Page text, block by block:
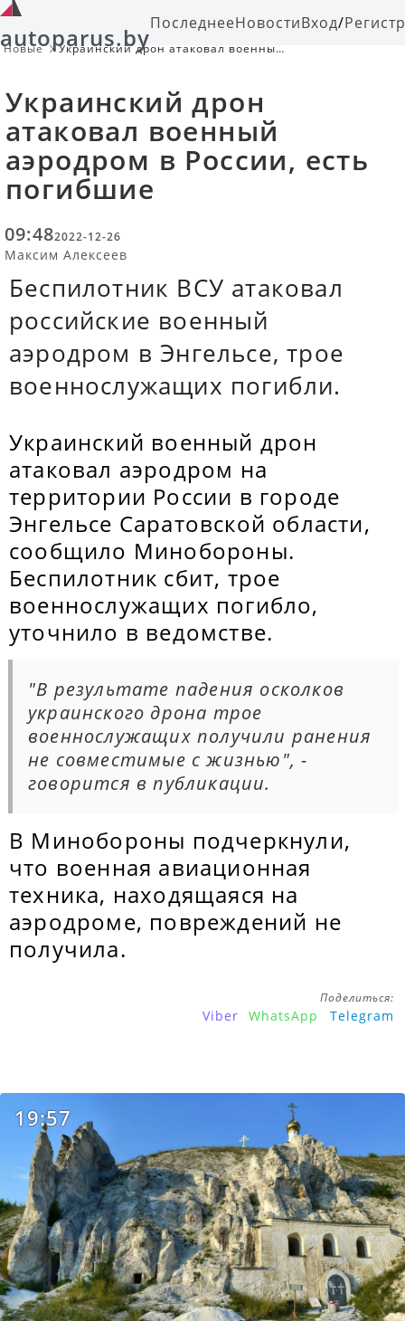
autoparus.byПоследнееНовостиВход/
Новые
Украинский дрон атаковал военный
Украинский дрон
атаковал военный
аэродром в России, есть
погибшие
09:482022-12-26
Максим Алексеев
Беспилотник ВСУ атаковал
российские военный
аэродром в Энгельсе, трое
военнослужащих погибли.
Украинский военный дрон
атаковал аэродром на
территории России в городе
Энгельсе Саратовской области,
сообщило Минобороны.
Беспилотник сбит, трое
военнослужащих погибло,
уточнило в ведомстве.
"В результате падения осколков
украинского дрона трое
военнослужащих получили ранения
не совместимые с жизнью", -
говорится в публикации.
В Минобороны подчеркнули,
что военная авиационная
техника, находящаяся на
аэродроме, повреждений не
получила.
Поделиться:
Viber WhatsApp Telegram
19:57